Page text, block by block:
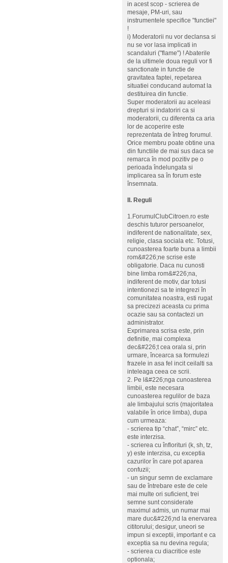
in acest scop - scrierea de
mesaje, PM-uri, sau
instrumentele specifice "functiei"
!
i) Moderatorii nu vor declansa si
nu se vor lasa implicati in
scandaluri ("flame") ! Abaterile
de la ultimele doua reguli vor fi
sanctionate in functie de
gravitatea faptei, repetarea
situatiei conducand automat la
destituirea din functie.
Super moderatorii au aceleasi
drepturi si indatoriri ca si
moderatorii, cu diferenta ca aria
lor de acoperire este
reprezentata de întreg forumul.
Orice membru poate obtine una
din functiile de mai sus daca se
remarca în mod pozitiv pe o
perioada îndelungata si
implicarea sa în forum este
însemnata.
II. Reguli
1.ForumulClubCitroen.ro este
deschis tuturor persoanelor,
indiferent de nationalitate, sex,
religie, clasa sociala etc. Totusi,
cunoasterea foarte buna a limbii
rom&#226;ne scrise este
obligatorie. Daca nu cunosti
bine limba rom&#226;na,
indiferent de motiv, dar totusi
intentionezi sa te integrezi în
comunitatea noastra, esti rugat
sa precizezi aceasta cu prima
ocazie sau sa contactezi un
administrator.
Exprimarea scrisa este, prin
definitie, mai complexa
dec&#226;t cea orala si, prin
urmare, încearca sa formulezi
frazele in asa fel incit ceilalti sa
inteleaga ceea ce scrii.
2. Pe l&#226;nga cunoasterea
limbii, este necesara
cunoasterea regulilor de baza
ale limbajului scris (majoritatea
valabile în orice limba), dupa
cum urmeaza:
- scrierea tip “chat”, “mirc” etc.
este interzisa.
- scrierea cu înflorituri (k, sh, tz,
y) este interzisa, cu exceptia
cazurilor în care pot aparea
confuzii;
- un singur semn de exclamare
sau de întrebare este de cele
mai multe ori suficient, trei
semne sunt considerate
maximul admis, un numar mai
mare duc&#226;nd la enervarea
cititorului; desigur, uneori se
impun si exceptii, important e ca
exceptia sa nu devina regula;
- scrierea cu diacritice este
optionala;